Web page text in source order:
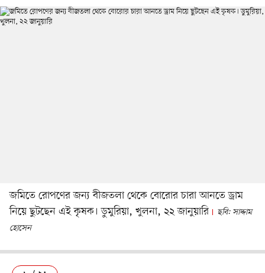
জমিতে রোপণের জন্য বীজতলা থেকে বোরোর চারা আনতে ড্রাম
নিয়ে ছুটছেন এই কৃষক। ডুমুরিয়া, খুলনা, ২২ জানুয়ারি
ছবি: সাদ্দাম
হোসেন